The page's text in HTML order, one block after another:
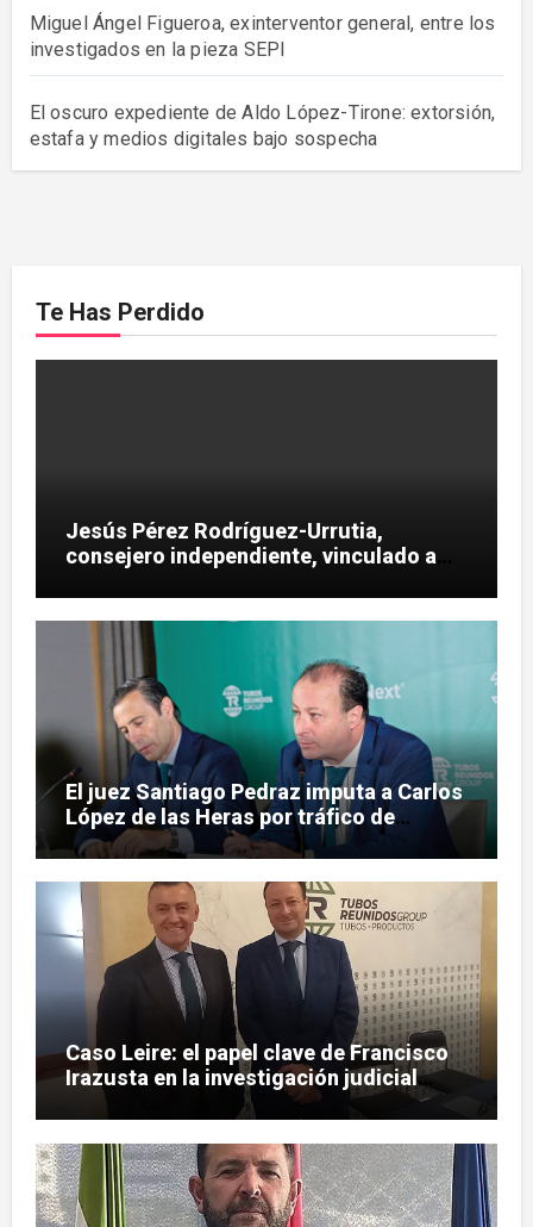
Miguel Ángel Figueroa, exinterventor general, entre los
investigados en la pieza SEPI
El oscuro expediente de Aldo López-Tirone: extorsión,
estafa y medios digitales bajo sospecha
Te Has Perdido
Jesús Pérez Rodríguez-Urrutia,
consejero independiente, vinculado a
Reunidos
El juez Santiago Pedraz imputa a Carlos
López de las Heras por tráfico de
influencias en el caso Leire
Caso Leire: el papel clave de Francisco
Irazusta en la investigación judicial
sobre Tubos Reunidos